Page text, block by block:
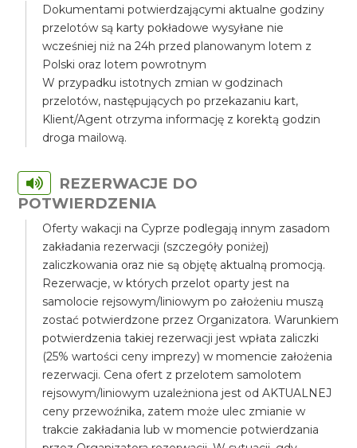
Dokumentami potwierdzającymi aktualne godziny
przelotów są karty pokładowe wysyłane nie
wcześniej niż na 24h przed planowanym lotem z
Polski oraz lotem powrotnym
W przypadku istotnych zmian w godzinach
przelotów, następujących po przekazaniu kart,
Klient/Agent otrzyma informację z korektą godzin
droga mailową.
REZERWACJE DO
POTWIERDZENIA
Oferty wakacji na Cyprze podlegają innym zasadom
zakładania rezerwacji (szczegóły poniżej)
zaliczkowania oraz nie są objętę aktualną promocją.
Rezerwacje, w których przelot oparty jest na
samolocie rejsowym/liniowym po założeniu muszą
zostać potwierdzone przez Organizatora. Warunkiem
potwierdzenia takiej rezerwacji jest wpłata zaliczki
(25% wartości ceny imprezy) w momencie założenia
rezerwacji. Cena ofert z przelotem samolotem
rejsowym/liniowym uzależniona jest od AKTUALNEJ
ceny przewoźnika, zatem może ulec zmianie w
trakcie zakładania lub w momencie potwierdzania